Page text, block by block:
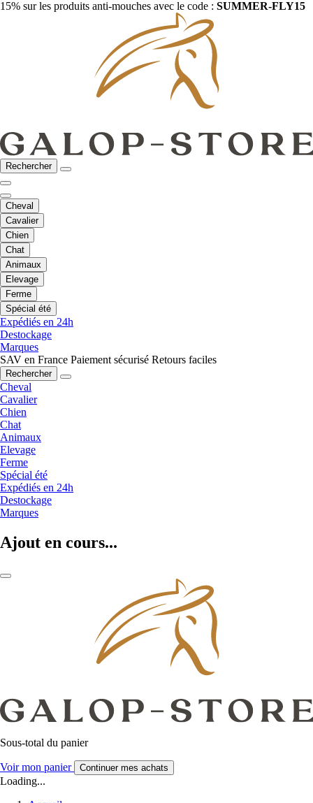
15% sur les produits anti-mouches avec le code : SUMMER-FLY15
Rechercher
Cheval
Cavalier
Chien
Chat
Animaux
Elevage
Ferme
Spécial été
Expédiés en 24h
Destockage
Marques
SAV en France Paiement sécurisé Retours faciles
Rechercher
Cheval
Cavalier
Chien
Chat
Animaux
Elevage
Ferme
Spécial été
Expédiés en 24h
Destockage
Marques
Ajout en cours...
Sous-total du panier
Voir mon panier Continuer mes achats
Loading...